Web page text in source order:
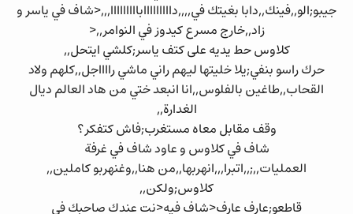
جيبو;الو,,فينك,,دابا بغيتك في,,,,دااااااااابااااااااا,,,<شاف في ياسر و
زاد,,خارج مسرع كيدوز في النوامر,,<
كلاوس حط يديه على كتف ياسر;كلشي ايتحل,,
حرك راسو بنفي;يلا خليتها ليهم راني ماشي رااااجل,,كلهم ولاد
القحاب,,طاغين بالفلوس,,انا انبعد ختي من هاد العالم ديال
الغدارة,,
وقف مقابل معاه مستغرب;فاش كتفكر؟
شاف في كلاوس و عاود شاف في غرفة
العمليات,,;,,اتبرا,,,انهربها,,من هنا,,وغنهربو كاملين,,
كلاوس;ولكن,,
قاطعو;عارف عارف<شاف فيه<نت عندك صاحبك في